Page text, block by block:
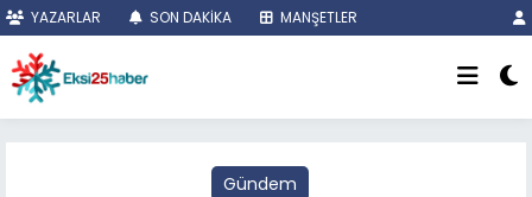
YAZARLAR SON DAKİKA MANŞETLER
Gündem